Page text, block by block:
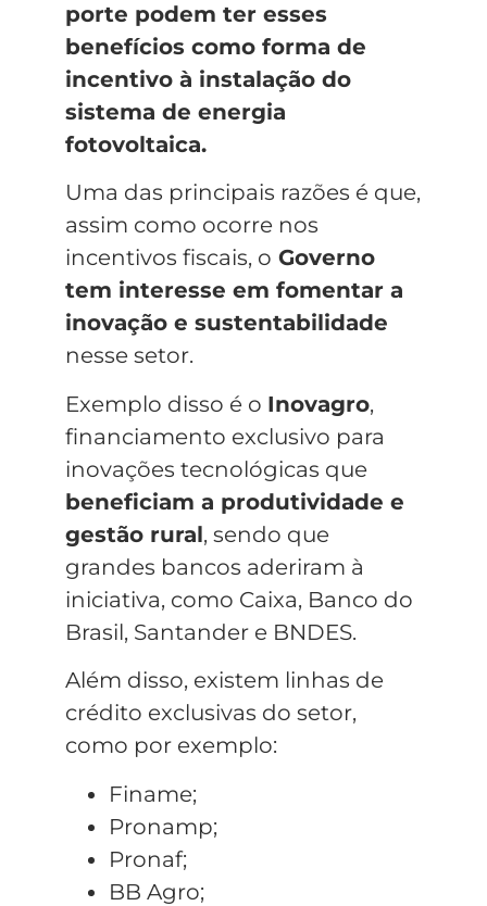
porte podem ter esses
benefícios como forma de
incentivo à instalação do
sistema de energia
fotovoltaica.
Uma das principais razões é que,
assim como ocorre nos
incentivos fiscais, o Governo
tem interesse em fomentar a
inovação e sustentabilidade
nesse setor.
Exemplo disso é o Inovagro,
financiamento exclusivo para
inovações tecnológicas que
beneficiam a produtividade e
gestão rural, sendo que
grandes bancos aderiram à
iniciativa, como Caixa, Banco do
Brasil, Santander e BNDES.
Além disso, existem linhas de
crédito exclusivas do setor,
como por exemplo:
Finame;
Pronamp;
Pronaf;
BB Agro;